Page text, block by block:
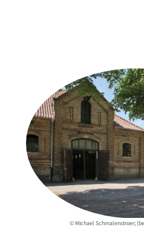
© Michael Schmalenstroer;